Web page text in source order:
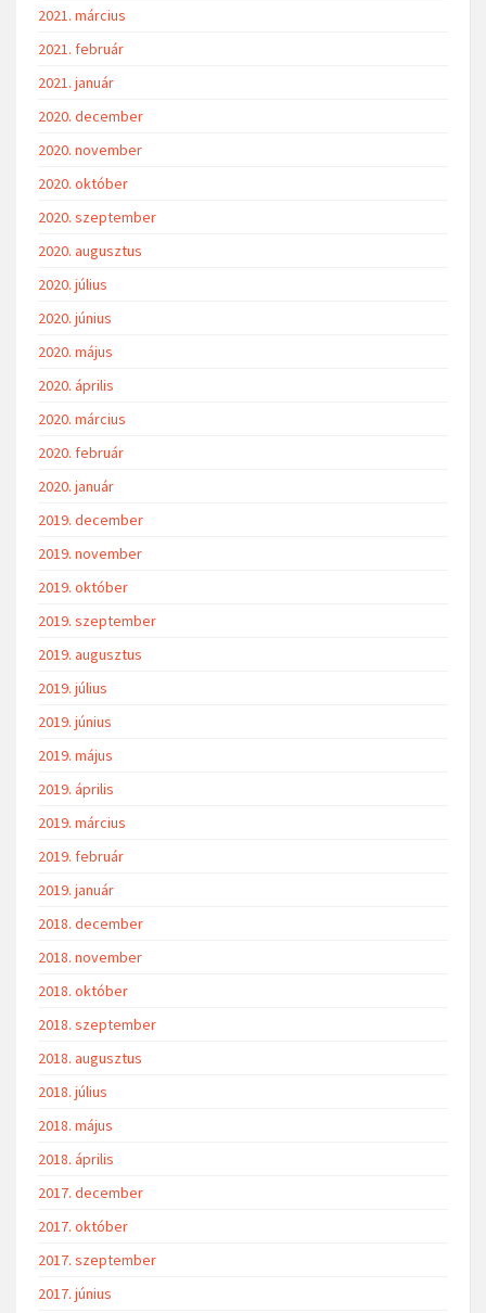
2021. március
2021. február
2021. január
2020. december
2020. november
2020. október
2020. szeptember
2020. augusztus
2020. július
2020. június
2020. május
2020. április
2020. március
2020. február
2020. január
2019. december
2019. november
2019. október
2019. szeptember
2019. augusztus
2019. július
2019. június
2019. május
2019. április
2019. március
2019. február
2019. január
2018. december
2018. november
2018. október
2018. szeptember
2018. augusztus
2018. július
2018. május
2018. április
2017. december
2017. október
2017. szeptember
2017. június